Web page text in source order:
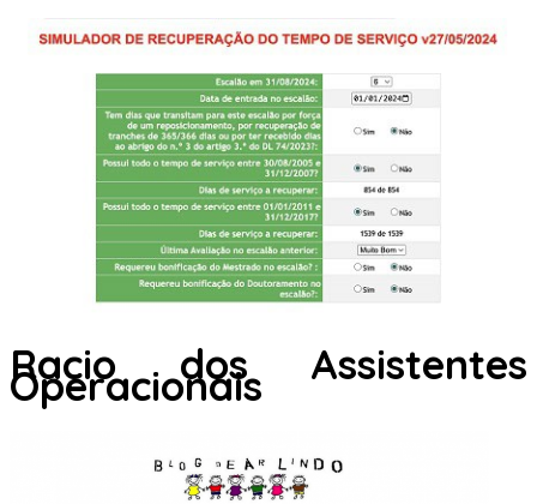
Racio dos Assistentes
Operacionais